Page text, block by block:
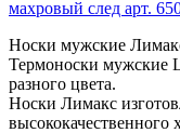
Носки мужские
Термоноски мужские
разного цвета.
Носки Лимакс
высококачественного